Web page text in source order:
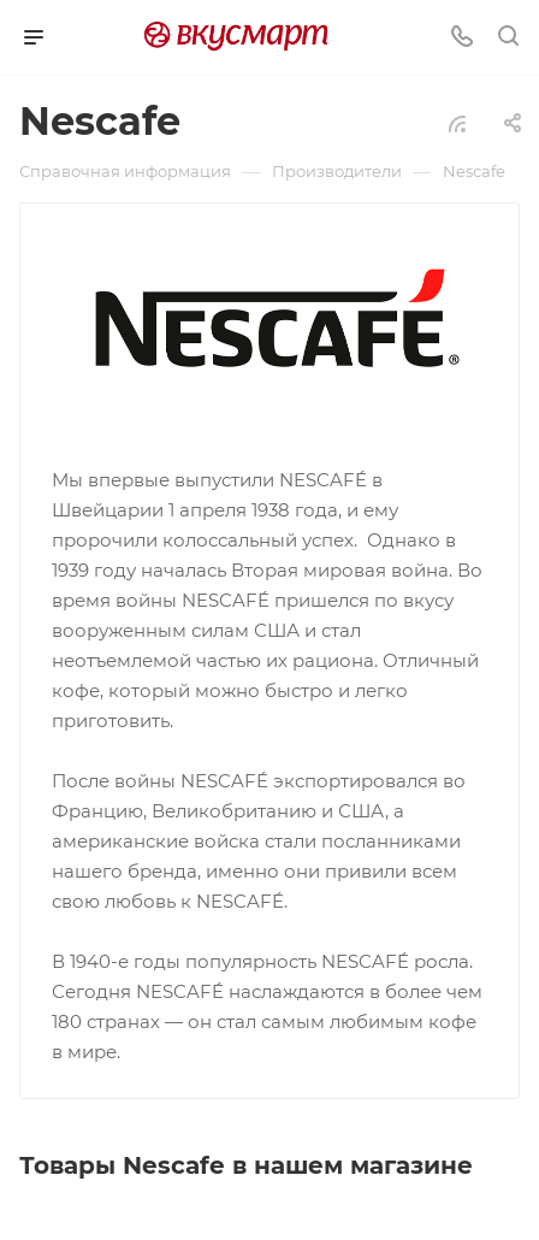
Nescafe
Справочная информация — Производители — Nescafe
Мы впервые выпустили NESCAFÉ в
Швейцарии 1 апреля 1938 года, и ему
пророчили колоссальный успех. Однако в
1939 году началась Вторая мировая война. Во
время войны NESCAFÉ пришелся по вкусу
вооруженным силам США и стал
неотъемлемой частью их рациона. Отличный
кофе, который можно быстро и легко
приготовить.
После войны NESCAFÉ экспортировался во
Францию, Великобританию и США, а
американские войска стали посланниками
нашего бренда, именно они привили всем
свою любовь к NESCAFÉ.
В 1940-е годы популярность NESCAFÉ росла.
Сегодня NESCAFÉ наслаждаются в более чем
180 странах — он стал самым любимым кофе
в мире.
Товары Nescafe в нашем магазине